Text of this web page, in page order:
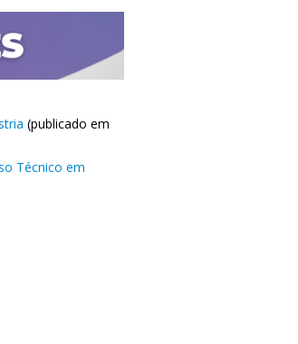
(publicado em
Técnico em